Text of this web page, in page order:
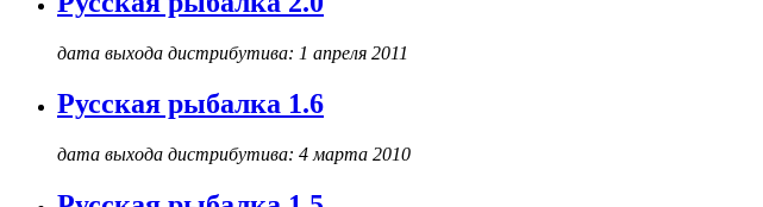
дата выхода дистрибутива: 1 апреля 2011
Русская рыбалка 1.6
дата выхода дистрибутива: 4 марта 2010